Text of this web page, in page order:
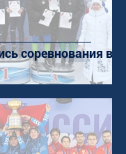
соревнования в